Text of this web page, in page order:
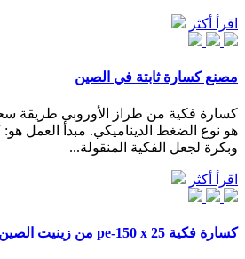
اقرأ أكثر
مصنع كسارة ثابتة في الصين
كسارة فكية من طراز الأوروبي طريقة
هو نوع الضغط الديناميكي. مبدأ العمل
وبكرة لجعل الفكية المنقولة...
اقرأ أكثر
كسارة فكية pe-150 x 25 من زينيت الصين